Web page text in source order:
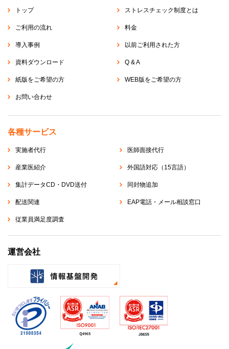
トップ ストレスチェック制度とは
ご利用の流れ 料金
導入事例 以前ご利用された方
資料ダウンロード Q & A
紙版をご希望の方 WEB版をご希望の方
お問い合わせ
各種サービス
実施者代行 医師面接代行
産業医紹介 外国語対応（15言語）
集計データCD・DVD送付 同封物追加
配送関連 EAP電話・メール相談窓口
従業員満足度調査
運営会社